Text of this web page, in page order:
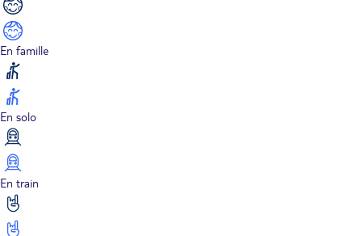
En famille
En solo
En train